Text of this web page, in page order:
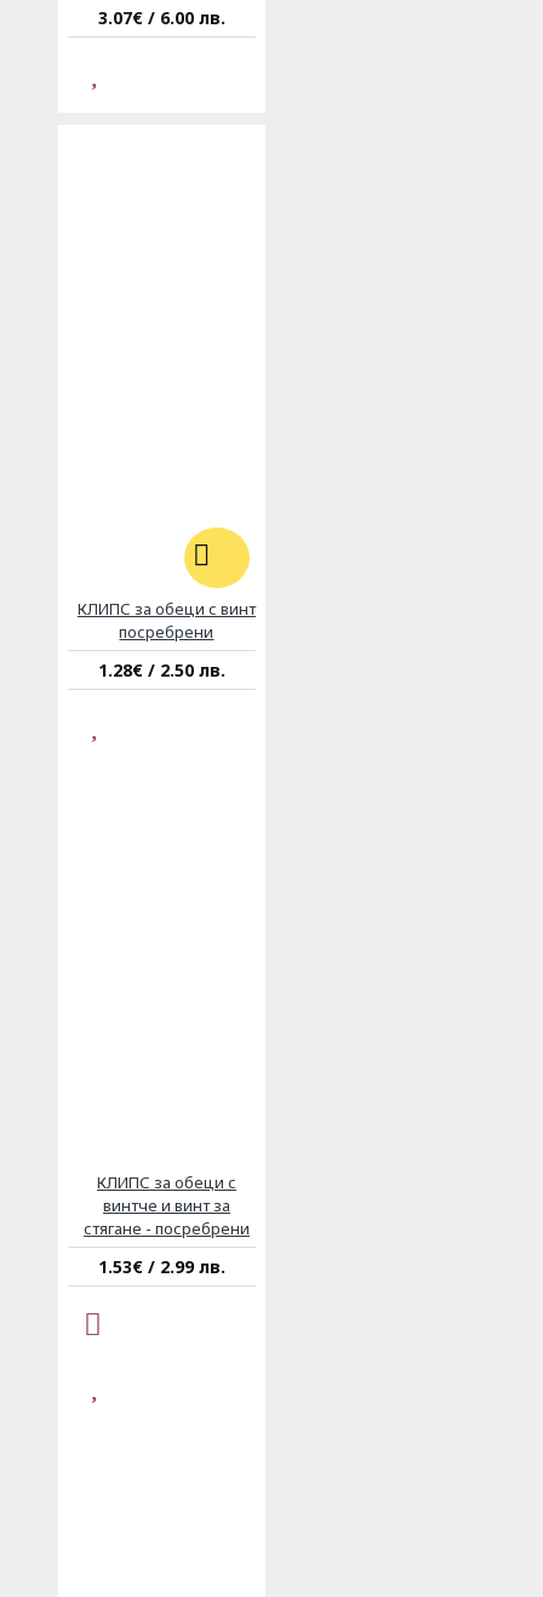
3.07€ / 6.00 лв.
КЛИПС за обеци с винт
посребрени
1.28€ / 2.50 лв.
КЛИПС за обеци с
винтче и винт за
стягане - посребрени
1.53€ / 2.99 лв.